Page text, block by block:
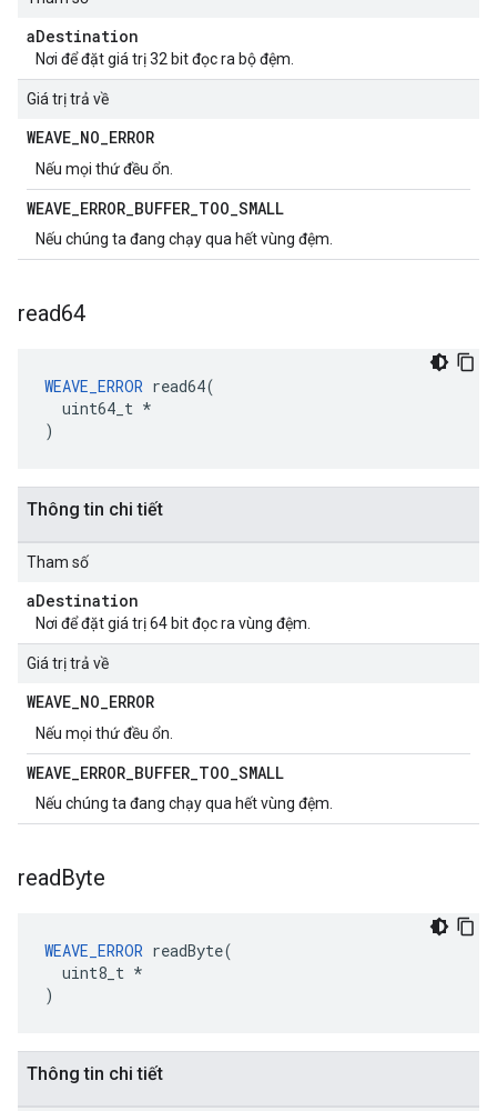
aDestination
Nơi để đặt giá trị 32 bit đọc ra bộ đệm.
Giá trị trả về
WEAVE_NO_ERROR
Nếu mọi thứ đều ổn.
WEAVE_ERROR_BUFFER_TOO_SMALL
Nếu chúng ta đang chạy qua hết vùng đệm.
read64
WEAVE_ERROR read64(
  uint64_t *
)
Thông tin chi tiết
Tham số
aDestination
Nơi để đặt giá trị 64 bit đọc ra vùng đệm.
Giá trị trả về
WEAVE_NO_ERROR
Nếu mọi thứ đều ổn.
WEAVE_ERROR_BUFFER_TOO_SMALL
Nếu chúng ta đang chạy qua hết vùng đệm.
readByte
WEAVE_ERROR readByte(
  uint8_t *
)
Thông tin chi tiết